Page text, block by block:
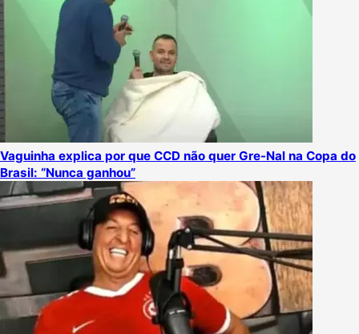
Vaguinha explica por que CCD não quer Gre-Nal na Copa do
Brasil: “Nunca ganhou”